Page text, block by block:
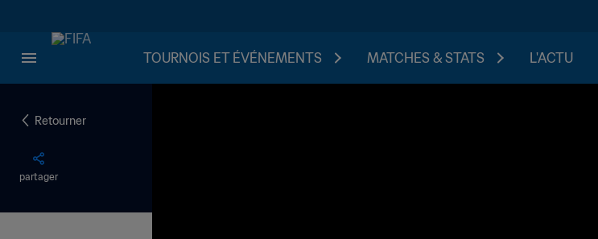
TOURNOIS ET ÉVÉNEMENTS MATCHES & STATS L'ACTU
Retourner
partager